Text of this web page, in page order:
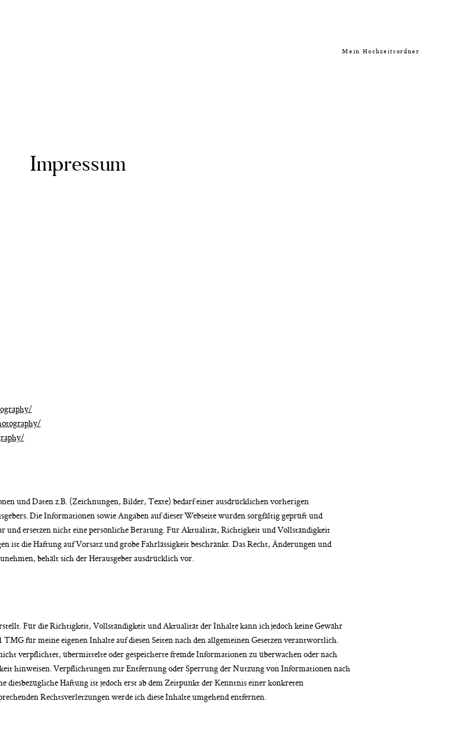
Mein Hochzeitsordner
Impressum
und Daten z.B. (Zeichnungen, Bilder, Texte) bedarf einer ausdrücklichen vorherigen
Die Informationen sowie Angaben auf dieser Webseite wurden sorgfältig geprüft und
und ersetzen nicht eine persönliche Beratung. Für Aktualität, Richtigkeit und Vollständigkeit
ist die Haftung auf Vorsatz und grobe Fahrlässigkeit beschränkt. Das Recht, Änderungen und
behält sich der Herausgeber ausdrücklich vor.
Für die Richtigkeit, Vollständigkeit und Aktualität der Inhalte kann ich jedoch keine Gewähr
für meine eigenen Inhalte auf diesen Seiten nach den allgemeinen Gesetzen verantwortlich.
verpflichtet, übermittelte oder gespeicherte fremde Informationen zu überwachen oder nach
hinweisen. Verpflichtungen zur Entfernung oder Sperrung der Nutzung von Informationen nach
diesbezügliche Haftung ist jedoch erst ab dem Zeitpunkt der Kenntnis einer konkreten
Rechtsverletzungen werde ich diese Inhalte umgehend entfernen.